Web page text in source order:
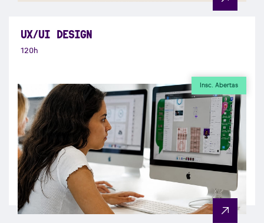
UX/UI DESIGN
120h
Insc. Abertas